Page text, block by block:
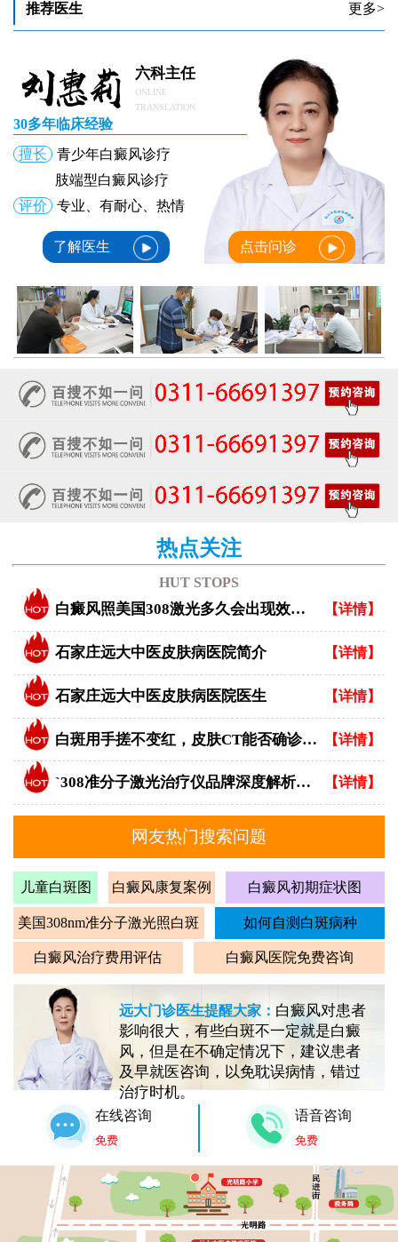
推荐医生 更多>
六科主任
ONLINE
TRANSLATION
30多年临床经验
擅长
青少年白癜风诊疗
肢端型白癜风诊疗
评价
专业、有耐心、热情
了解医生 点击问诊
热点关注
HUT STOPS
白癜风照美国308激光多久会出现效果？ 【详情】
石家庄远大中医皮肤病医院简介 【详情】
石家庄远大中医皮肤病医院医生 【详情】
白斑用手搓不变红，皮肤CT能否确诊白癜风？ 【详情】
`308准分子激光治疗仪品牌深度解析：专业视角下的优选指南` 【详情】
网友热门搜索问题
儿童白斑图 白癜风康复案例 白癜风初期症状图
美国308nm准分子激光照白斑 如何自测白斑病种
白癜风治疗费用评估 白癜风医院免费咨询
远大门诊医生提醒大家： 白癜风对患者
影响很大，有些白斑不一定就是白癜
风，但是在不确定情况下，建议患者
及早就医咨询，以免耽误病情，错过
治疗时机。
在线咨询
免费
语音咨询
免费